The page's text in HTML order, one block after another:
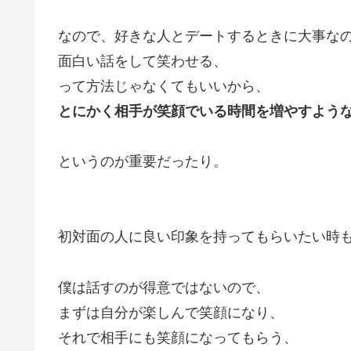
なので、好きな人とデートするときに大事なの
面白い話をして笑わせる、
って方法じゃなくてもいいから、
とにかく相手が笑顔でいる時間を増やすような
というのが重要だったり。
初対面の人に良い印象を持ってもらいたい時
僕は話すのが得意ではないので、
まずは自分が楽しんで笑顔になり、
それで相手にも笑顔になってもらう、